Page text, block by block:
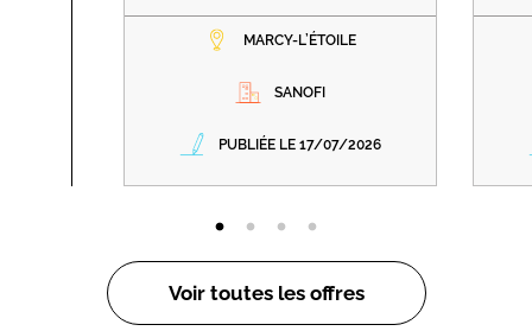
MARCY-L’ÉTOILE
SANOFI
PUBLIÉE LE 17/07/2026
Voir toutes les offres